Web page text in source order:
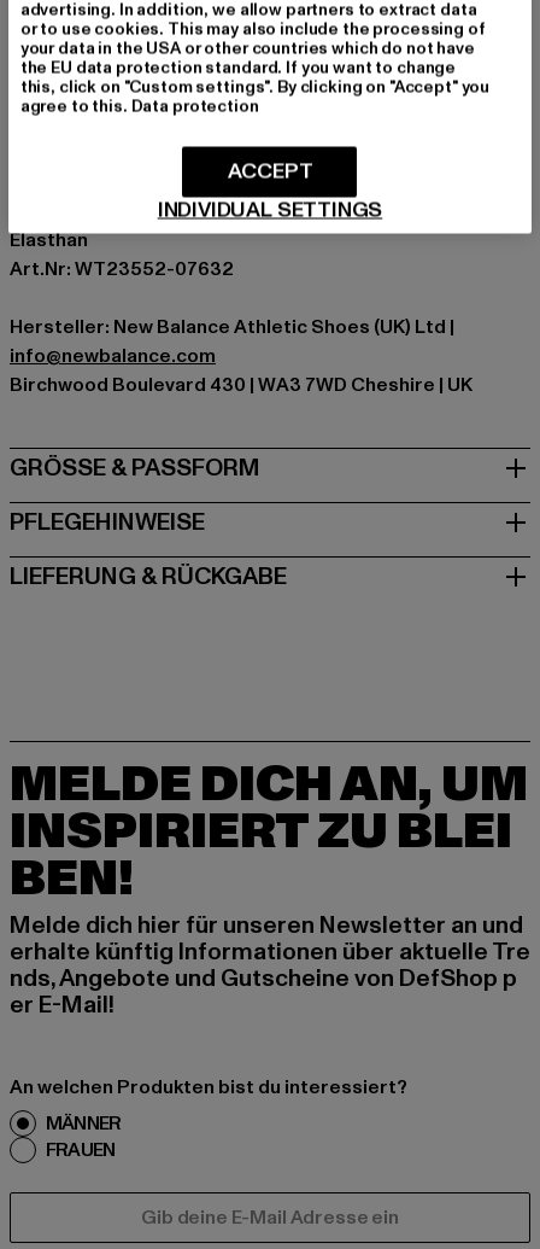
Ärmelart: Langarm
Muster: Print
Details: Brandlogo, Logo-Print
Marke: New Balance
Kat.: Sweaters
Hersteller Farbe: incense
Materialzusammensetzung: 96.5% Baumwolle, 3.5%
Elasthan
Art.Nr: WT23552-07632
Hersteller: New Balance Athletic Shoes (UK) Ltd |
info@newbalance.com
Birchwood Boulevard 430 | WA3 7WD Cheshire | UK
GRÖSSE & PASSFORM
PFLEGEHINWEISE
LIEFERUNG & RÜCKGABE
MELDE DICH AN, UM
INSPIRIERT ZU BLEI
BEN!
Melde dich hier für unseren Newsletter an und
erhalte künftig Informationen über aktuelle Tre
nds, Angebote und Gutscheine von DefShop p
er E-Mail!
An welchen Produkten bist du interessiert?
MÄNNER
FRAUEN
advertising. In addition, we allow partners to extract data
or to use cookies. This may also include the processing of
your data in the USA or other countries which do not have
the EU data protection standard. If you want to change
this, click on "Custom settings". By clicking on "Accept" you
agree to this. Data protection
INDIVIDUAL SETTINGS
ACCEPT